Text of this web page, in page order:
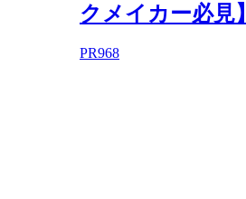
クメイカー必見】
PR968